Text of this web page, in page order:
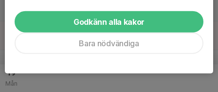
19
Mån
Godkänn alla kakor
Bara nödvändiga